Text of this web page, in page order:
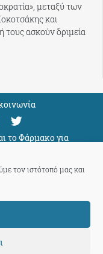
τον ιστότοπό μας και
μεταξύ των
και
τους ασκούν δριμεία
το Φάρμακο για
Support